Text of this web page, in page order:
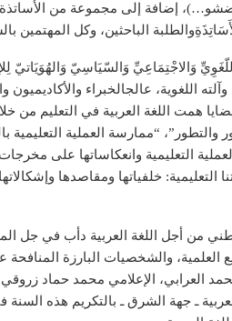
إضافة إلى مجموعة من الأساتذة
الباحثين، وكل المهتمين
وَالاجْتِمَاعِيِّ وَالسّيَاسِيّ وَالهُوَيَاتيّ
وآلته اللغوية، عالجالخبراء
همت اللغة العربية في التعليم من
والتطور”، “ممارسة العملية التعليمية
التعليمية وانعكاساتها على
التعليمية: خلفياتها ومقاصدها
من أجل اللغة العربية دأب في جل
والشخصيات البارزة المنافحة
محمد العرابي، الإعلامي محمد حماد
ـ جهة الشرق ـ بالتكريم هذه